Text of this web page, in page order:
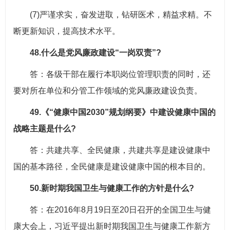
(7)严谨求实，奋发进取，钻研医术，精益求精。不
断更新知识，提高技术水平。
48.什么是党风廉政建设“一岗双责”?
答：各级干部在履行本职岗位管理职责的同时，还
要对所在单位和分管工作领域的党风廉政建设负责。
49.《“健康中国2030”规划纲要》中建设健康中国的
战略主题是什么?
答：共建共享、全民健康，共建共享是建设健康中
国的基本路径，全民健康是建设健康中国的根本目的。
50.新时期我国卫生与健康工作的方针是什么?
答：在2016年8月19日至20日召开的全国卫生与健
康大会上，习近平提出新时期我国卫生与健康工作新方